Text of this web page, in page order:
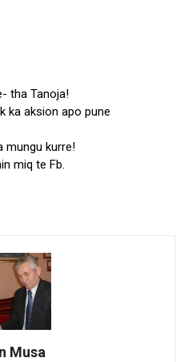
tha Tanoja!
ka aksion apo pune
mungu kurre!
miq te Fb.
Musa